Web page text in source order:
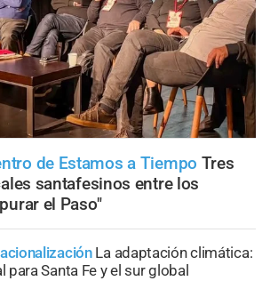
de Estamos a Tiempo Tres
santafesinos entre los
el Paso"
La adaptación climática:
para Santa Fe y el sur global